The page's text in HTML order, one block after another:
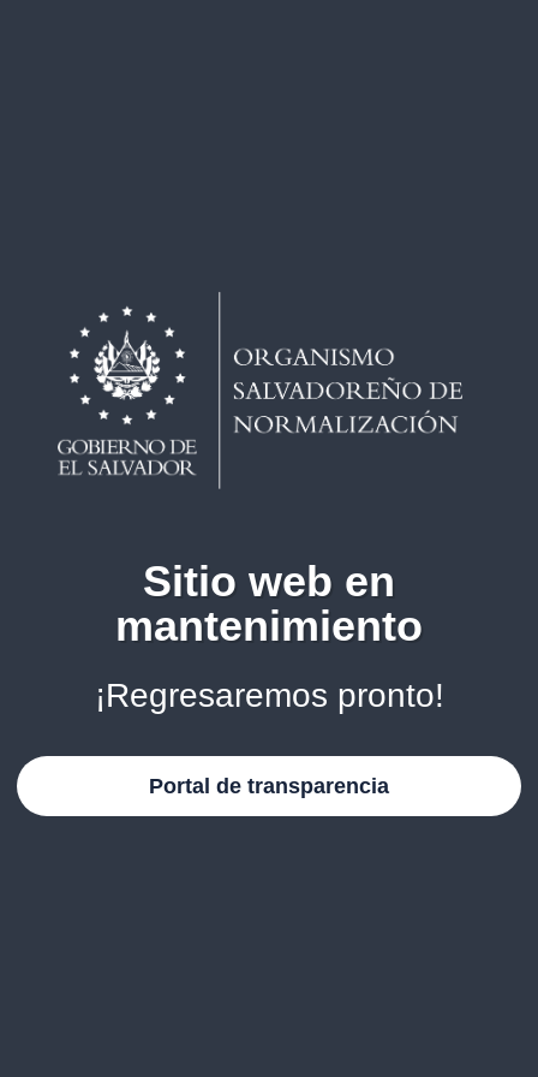
Sitio web en
mantenimiento
¡Regresaremos pronto!
Portal de transparencia